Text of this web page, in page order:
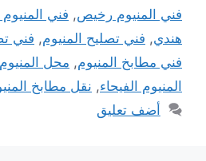
فني المنيوم رخيص, فني
هندي, فني تصليح المنيوم, فني
فني مطابخ المنيوم, محل المنيوم
المنيوم الفيحاء, نقل مطابخ
أضف تعليق